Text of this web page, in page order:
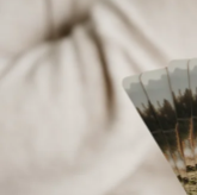
4,8
Onze cadeaus
ons met een 4,7
Gratis